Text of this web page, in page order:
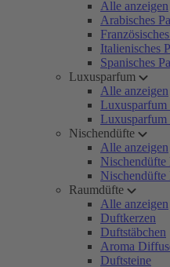
Alle anzeigen
Arabisches
Italienisches
Spanisches
Luxusparfum
Alle anzeigen
Luxusparfum
Luxusparfum
Nischendüfte
Alle anzeigen
Nischendüfte
Nischendüfte
Raumdüfte
Alle anzeigen
Duftkerzen
Duftstäbchen
Aroma
Duftsteine